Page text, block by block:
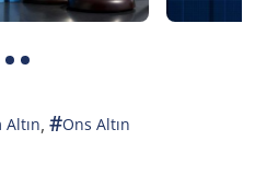
Altın, #Ons Altın